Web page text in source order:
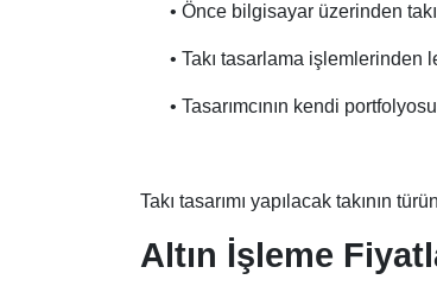
• Önce bilgisayar üzerinden
• Takı tasarlama işlemlerinden
• Tasarımcının kendi
Takı tasarımı yapılacak takının
Altın İşleme